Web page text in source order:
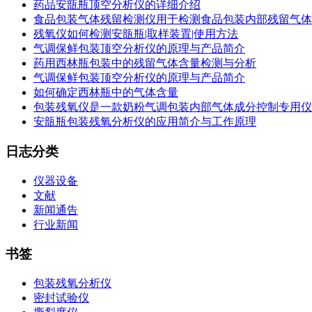
药品安瓿瓶顶空分析仪的详细介绍
食品包装气体残留检测仪用于检测食品包装内部残留气
残氧仪如何检测安瓿瓶|取样装置|使用方法
气调保鲜包装顶空分析仪的原理与产品简介
药用西林瓶包装中的残留气体含量检测与分析
气调保鲜包装顶空分析仪的原理与产品简介
如何确定西林瓶中的气体含量
包装残氧仪是一款奶粉气调包装内部气体成分控制专用
安瓿瓶包装残氧分析仪的应用简介与工作原理
日志分类
仪器设备
文献
新闻通告
行业新闻
书签
包装残氧分析仪
密封试验仪